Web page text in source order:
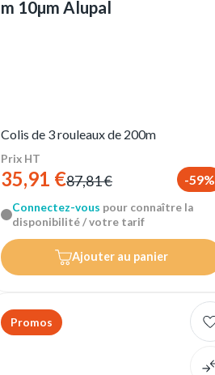
m 10µm Alupal
Colis de 3 rouleaux de 200m
Prix HT
35,91 €87,81 € -59%
Connectez-vous pour connaître la
disponibilité / votre tarif
Ajouter au panier
Promos